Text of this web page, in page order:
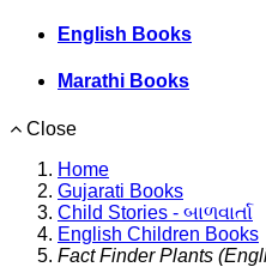
English Books
Marathi Books
Close
Home
Gujarati Books
Child Stories - બાળવાર્તા
English Children Books
Fact Finder Plants